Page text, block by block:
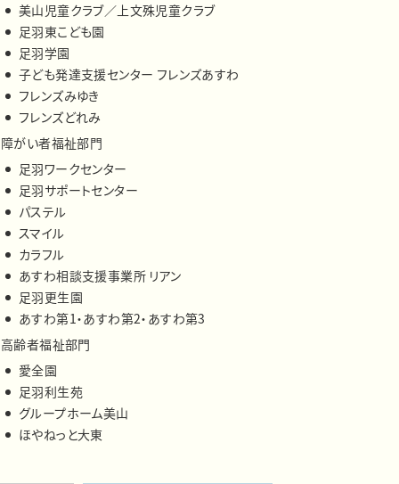
美山児童クラブ／上文殊児童クラブ
足羽東こども園
足羽学園
子ども発達支援センター フレンズあすわ
フレンズみゆき
フレンズどれみ
障がい者福祉部門
足羽ワークセンター
足羽サポートセンター
パステル
スマイル
カラフル
あすわ相談支援事業所 リアン
足羽更生園
あすわ第1・あすわ第2・あすわ第3
高齢者福祉部門
愛全園
足羽利生苑
グループホーム美山
ほやねっと大東